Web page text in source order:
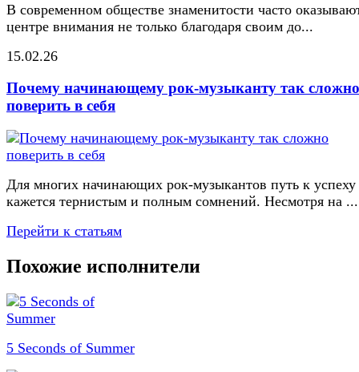
В современном обществе знаменитости часто
центре внимания не только благодаря своим до...
15.02.26
Почему начинающему рок-музыканту так сложно
поверить в себя
Для многих начинающих рок-музыкантов путь к успеху
кажется тернистым и полным сомнений. Несмотря на ...
Перейти к статьям
Похожие исполнители
5 Seconds of Summer